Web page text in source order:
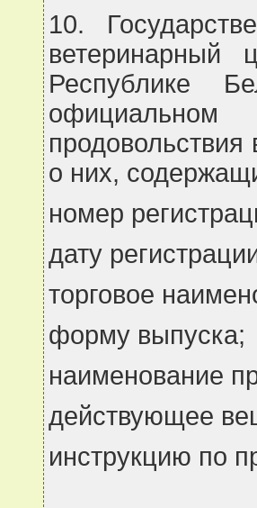
10.
ветеринарный
Республике
официальном
о них,
номер
дату
торговое
форму выпуска;
наименование
действующее
инструкцию по